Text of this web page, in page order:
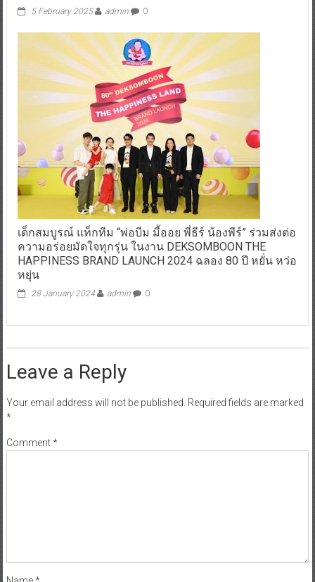
5 February 2025 admin 0
เด็กสมบูรณ์ แท็กทีม “พ่อบีม มี้ออย พี่ธีร์ น้องพีร์” ร่วมส่งต่อ
ความอร่อยมัดใจทุกรุ่น ในงาน DEKSOMBOON THE
HAPPINESS BRAND LAUNCH 2024 ฉลอง 80 ปี หยั่น หว่อ
หยุ่น
28 January 2024 admin 0
Leave a Reply
Your email address will not be published. Required fields are marked
*
Comment*